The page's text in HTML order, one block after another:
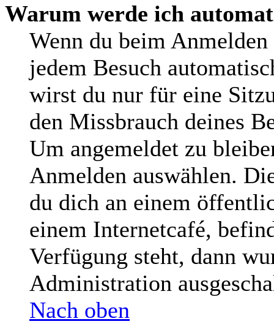
Warum werde ich
Wenn du beim
jedem Besuch
wirst du nur für eine
den Missbrauch deines
Um angemeldet zu
Anmelden auswählen.
du dich an einem
einem Internetcafé,
Verfügung steht, dann
Administration
Nach oben